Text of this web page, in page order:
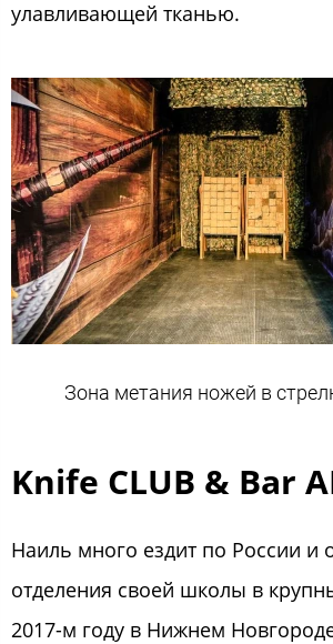
улавливающей тканью.
Зона метания ножей в
Knife CLUB & Bar
Наиль много ездит по России и
отделения своей школы в
2017-м году в Нижнем